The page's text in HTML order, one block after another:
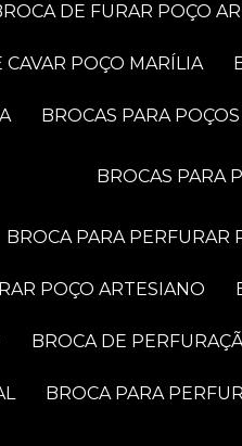
BROCA DE FURAR POÇO
CAVAR POÇO MARÍLIA
BROCAS PARA
BROCAS PARA
BROCA PARA
POÇO ARTESIANO
BROCA DE
BROCA PARA